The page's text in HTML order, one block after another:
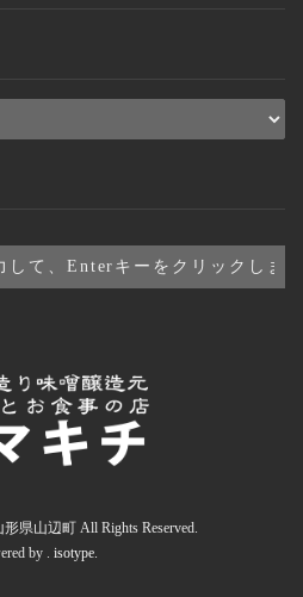
県山辺町 All Rights Reserved.
by . isotype.